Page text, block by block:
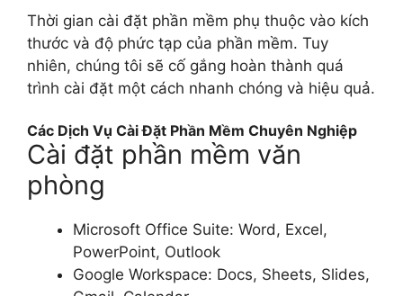
Thời gian cài đặt phần mềm phụ thuộc vào kích
thước và độ phức tạp của phần mềm. Tuy
nhiên, chúng tôi sẽ cố gắng hoàn thành quá
trình cài đặt một cách nhanh chóng và hiệu quả.
Các Dịch Vụ Cài Đặt Phần Mềm Chuyên Nghiệp
Cài đặt phần mềm văn
phòng
Microsoft Office Suite: Word, Excel,
PowerPoint, Outlook
Google Workspace: Docs, Sheets, Slides,